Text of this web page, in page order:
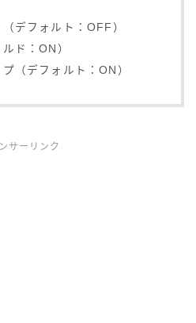
デフォルト：OFF）
ド：ON）
（デフォルト：ON）
サーリンク